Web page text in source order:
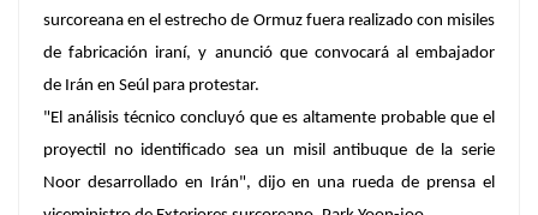
surcoreana en el estrecho de Ormuz fuera realizado con misiles
de fabricación iraní, y anunció que convocará al embajador
de Irán en Seúl para protestar.
"El análisis técnico concluyó que es altamente probable que el
proyectil no identificado sea un misil antibuque de la serie
Noor desarrollado en Irán", dijo en una rueda de prensa el